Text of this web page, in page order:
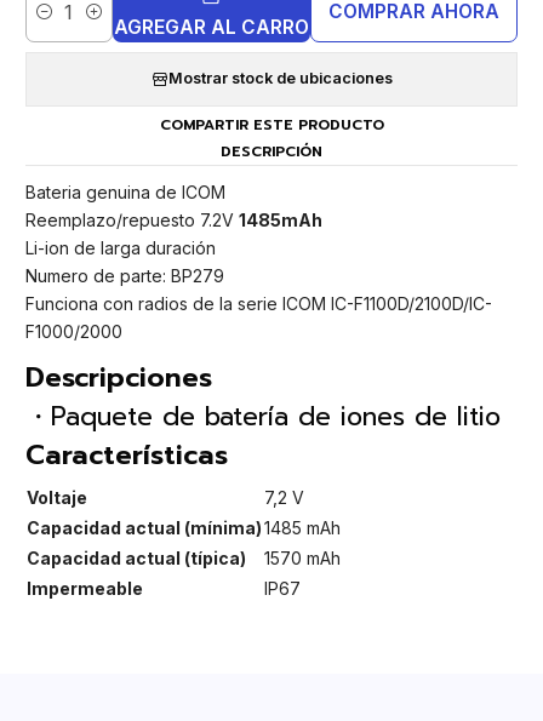
Cantidad AGREGAR AL CARRO
COMPRAR AHORA
Mostrar stock de ubicaciones
COMPARTIR ESTE PRODUCTO
DESCRIPCIÓN
Bateria genuina de ICOM
Reemplazo/repuesto 7.2V 1485mAh
Li-ion de larga duración
Numero de parte: BP279
Funciona con radios de la serie ICOM IC-F1100D/2100D/IC-
F1000/2000
Descripciones
・Paquete de batería de iones de litio
Características
Voltaje
7,2 V
Capacidad actual (mínima)1485 mAh
Capacidad actual (típica)
1570 mAh
Impermeable
IP67